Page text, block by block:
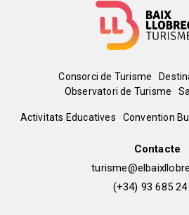
Menú
del
Consorci de Turisme
Observatori de Turisme
Peu
Activitats Educatives Convention
Contacte
(+34) 93 685 24